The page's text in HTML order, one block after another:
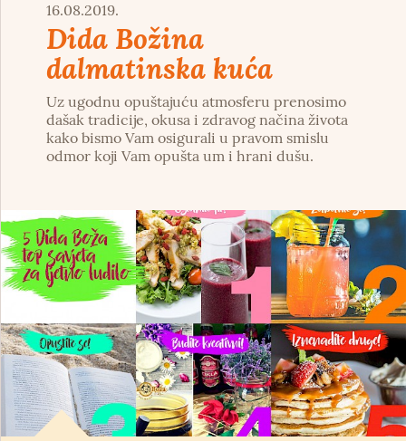
16.08.2019.
Dida Božina
dalmatinska kuća
Uz ugodnu opuštajuću atmosferu prenosimo
dašak tradicije, okusa i zdravog načina života
kako bismo Vam osigurali u pravom smislu
odmor koji Vam opušta um i hrani dušu.